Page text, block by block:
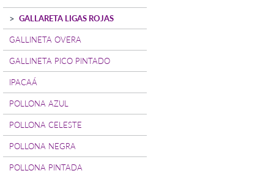
GALLARETA LIGAS ROJAS
GALLINETA OVERA
GALLINETA PICO PINTADO
IPACAÁ
POLLONA AZUL
POLLONA CELESTE
POLLONA NEGRA
POLLONA PINTADA